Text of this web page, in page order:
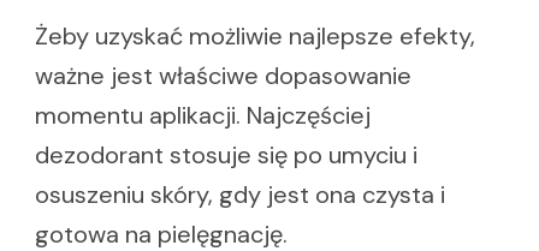
Żeby uzyskać możliwie najlepsze efekty,
ważne jest właściwe dopasowanie
momentu aplikacji. Najczęściej
dezodorant stosuje się po umyciu i
osuszeniu skóry, gdy jest ona czysta i
gotowa na pielęgnację.